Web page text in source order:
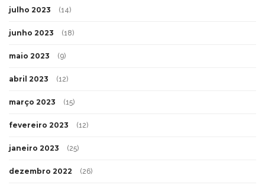
julho 2023 (14)
junho 2023 (18)
maio 2023 (9)
abril 2023 (12)
março 2023 (15)
fevereiro 2023 (12)
janeiro 2023 (25)
dezembro 2022 (26)